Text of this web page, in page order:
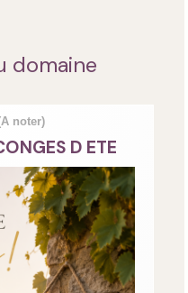
domaine
noter)
D ETE